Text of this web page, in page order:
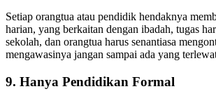
Setiap orangtua atau pendidik hendaknya
harian, yang berkaitan dengan ibadah, tugas
sekolah, dan orangtua harus senantiasa